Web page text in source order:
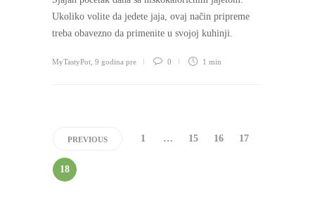
Ukoliko volite da jedete jaja, ovaj način pripreme
treba obavezno da primenite u svojoj kuhinji.
MyTastyPot 9 godina pre 0 1 min
PREVIOUS 1 … 15 16 17
18